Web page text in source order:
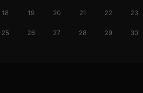
18 19 20 21 22 23
25 26 27 28 29 30